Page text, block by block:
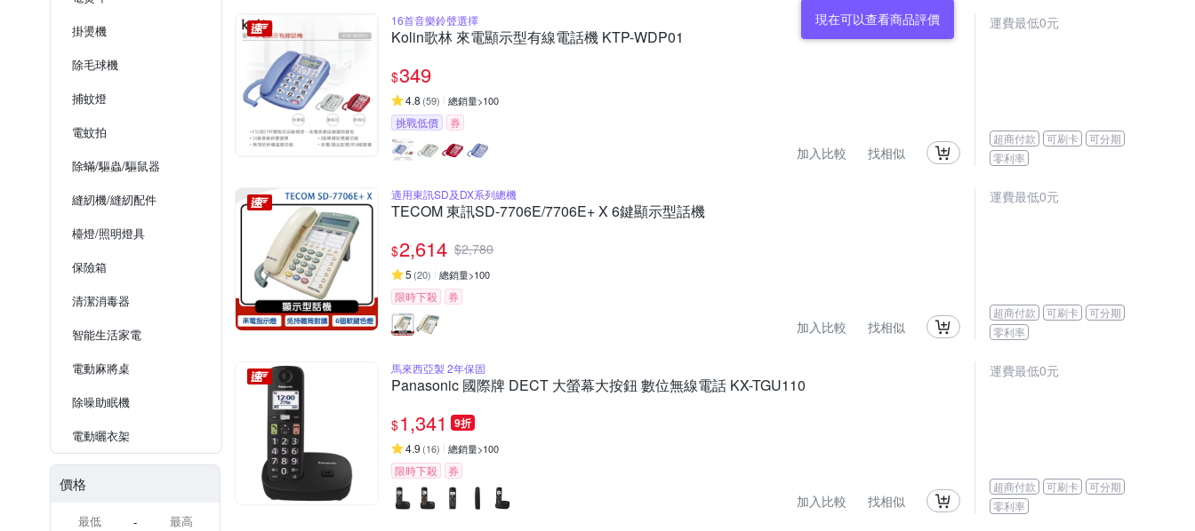
掛燙機
除毛球機
捕蚊燈
電蚊拍
除蟎/驅蟲/驅鼠器
縫紉機/縫紉配件
檯燈/照明燈具
保險箱
清潔消毒器
智能生活家電
電動麻將桌
除噪助眠機
電動曬衣架
價格
-
16首音樂鈴聲選擇
Kolin歌林 來電顯示型有線電話機 KTP-WDP01
$349
4.8 (59) 總銷量>100
挑戰低價 券
加入比較 找相似
運費最低0元
超商付款 可刷卡
可分期
零利率
適用東訊SD及DX系列總機
TECOM 東訊SD-7706E/7706E+ X 6鍵顯示型話機
$2,614 $2,780
5 (20) 總銷量>100
限時下殺 券
加入比較 找相似
運費最低0元
超商付款 可刷卡
可分期
零利率
馬來西亞製 2年保固
Panasonic 國際牌 DECT 大螢幕大按鈕 數位無線電話 KX-TGU110
$1,341 9折
4.9 (16) 總銷量>100
限時下殺 券
加入比較 找相似
運費最低0元
超商付款 可刷卡
可分期
零利率